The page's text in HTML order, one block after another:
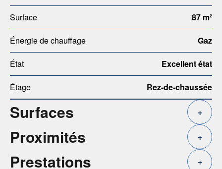
Surface 87 m²
Énergie de chauffage Gaz
État Excellent état
Étage Rez-de-chaussée
Surfaces +
Proximités +
Prestations +